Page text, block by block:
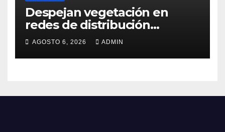
Despejan vegetación en
redes de distribución
eléctrica
AGOSTO 6, 2026 ADMIN